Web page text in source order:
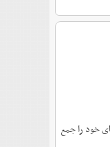
خود را جمع